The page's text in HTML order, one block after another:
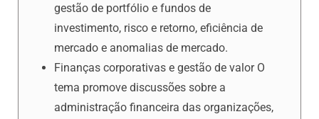
gestão de portfólio e fundos de
investimento, risco e retorno, eficiência de
mercado e anomalias de mercado.
Finanças corporativas e gestão de valor O
tema promove discussões sobre a
administração financeira das organizações,